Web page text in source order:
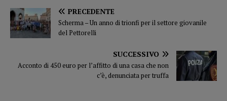
PRECEDENTE
Scherma – Un anno di trionfi per il settore giovanile
del Pettorelli
SUCCESSIVO
Acconto di 450 euro per l’affitto di una casa che non
c’è, denunciata per truffa